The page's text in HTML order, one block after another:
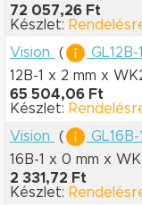
72 057,26 Ft
Készlet:
Vision
(
12B-1 x 2 mm x
65 504,06 Ft
Készlet:
Vision
(
16B-1 x 0 mm x
2 331,72 Ft
Készlet: